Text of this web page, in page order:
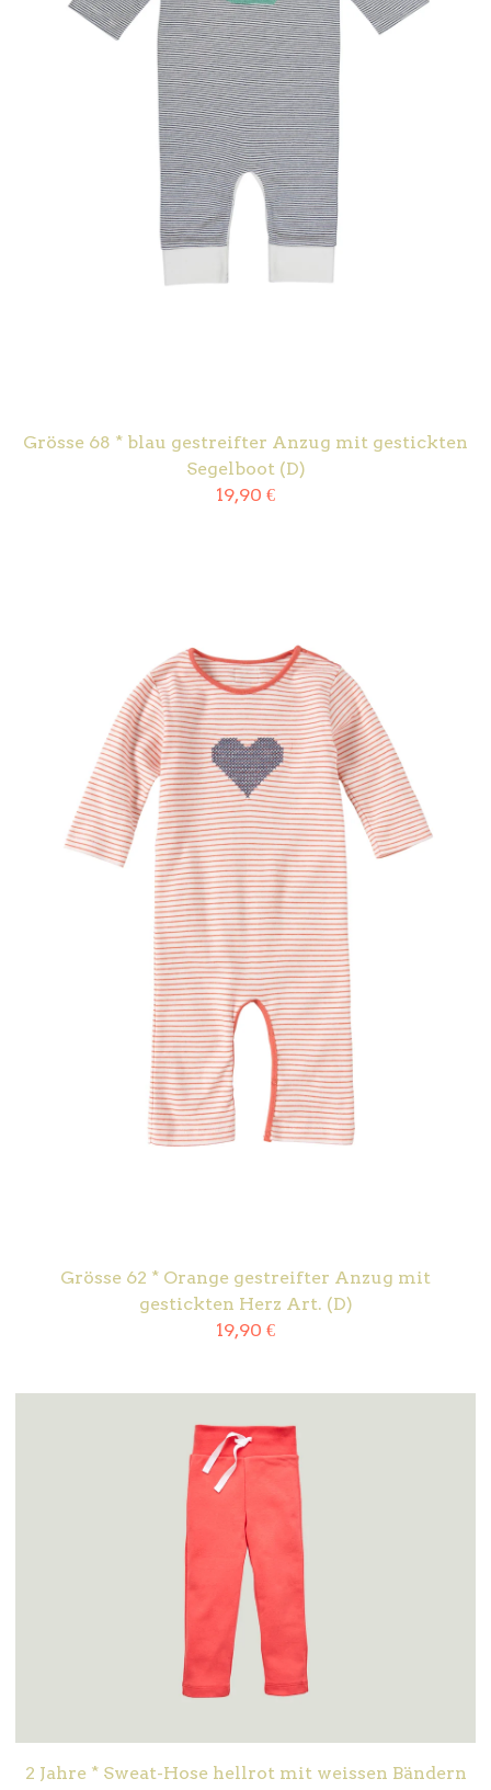
Grösse 68 * blau gestreifter Anzug mit gestickten
Segelboot (D)
19,90 €
Grösse 62 * Orange gestreifter Anzug mit
gestickten Herz Art. (D)
19,90 €
2 Jahre * Sweat-Hose hellrot mit weissen Bändern